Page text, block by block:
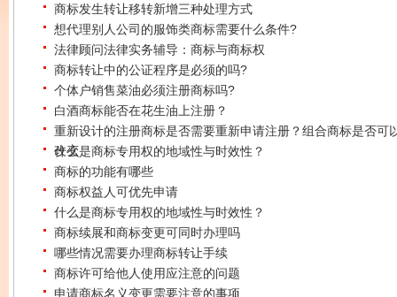
商标发生转让移转新增三种处理方式
想代理别人公司的服饰类商标需要什么条件?
法律顾问法律实务辅导：商标与商标权
商标转让中的公证程序是必须的吗?
个体户销售菜油必须注册商标吗?
白酒商标能否在花生油上注册？
重新设计的注册商标是否需要重新申请注册？组合商标是否可
改变
什么是商标专用权的地域性与时效性？
商标的功能有哪些
商标权益人可优先申请
什么是商标专用权的地域性与时效性？
商标续展和商标变更可同时办理吗
哪些情况需要办理商标转让手续
商标许可给他人使用应注意的问题
申请商标名义变更需要注意的事项